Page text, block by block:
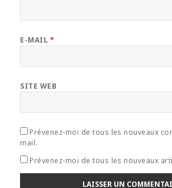
E-MAIL *
SITE WEB
Prévenez-moi de tous les nouveaux
mail.
Prévenez-moi de tous les nouveaux